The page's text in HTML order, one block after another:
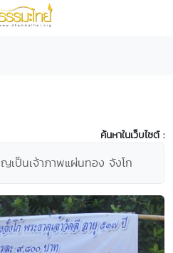
ค้นหาในเว็บไซต์ :
เป็นเจ้าภาพแผ่นทอง จังโก